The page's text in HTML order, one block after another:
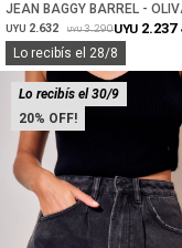
JEAN BAGGY BARREL -
UYU 2.632 UYU 3.290UYU 2.237
Lo recibís el 28/8
20
Lo recibís el 30/9